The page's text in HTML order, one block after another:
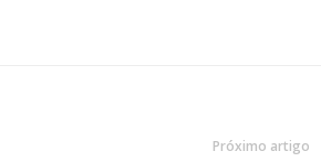
Próximo artigo